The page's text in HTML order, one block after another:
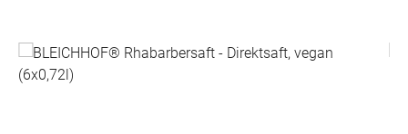
Bildergalerie überspringen